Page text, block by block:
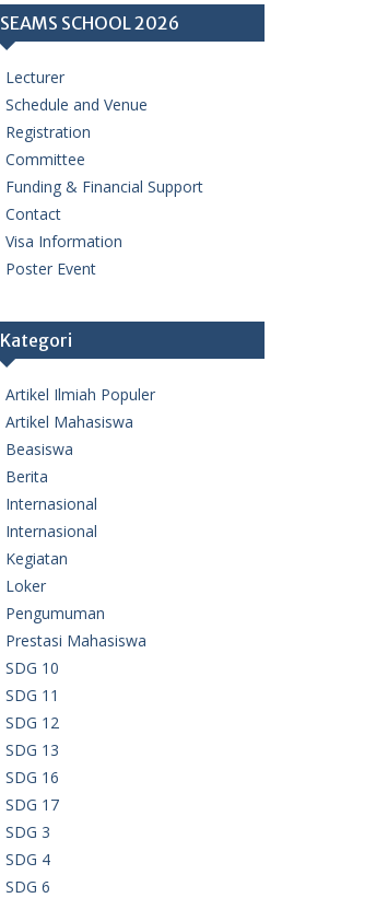
SEAMS SCHOOL 2026
Lecturer
Schedule and Venue
Registration
Committee
Funding & Financial Support
Contact
Visa Information
Poster Event
Kategori
Artikel Ilmiah Populer
Artikel Mahasiswa
Beasiswa
Berita
Internasional
Internasional
Kegiatan
Loker
Pengumuman
Prestasi Mahasiswa
SDG 10
SDG 11
SDG 12
SDG 13
SDG 16
SDG 17
SDG 3
SDG 4
SDG 6